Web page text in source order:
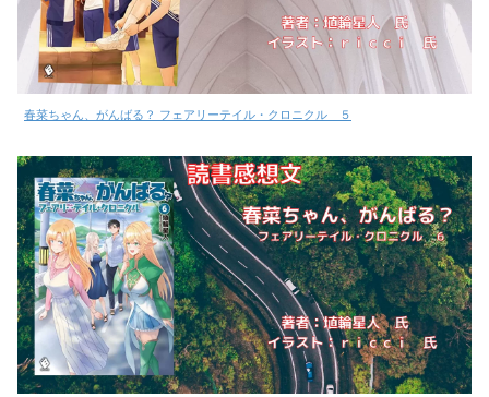
春菜ちゃん、がんばる？ フェアリーテイル・クロニクル ５